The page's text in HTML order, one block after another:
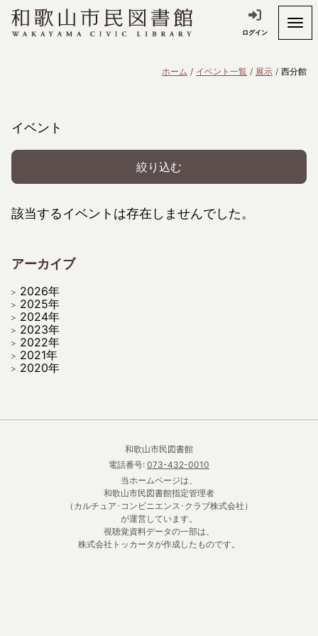
ログイン
ホーム イベント一覧 展示 西分館
イベント
絞り込む
該当するイベントは存在しませんでした。
アーカイブ
2026年
2025年
2024年
2023年
2022年
2021年
2020年
和歌山市民図書館
電話番号: 073-432-0010
当ホームページは、
和歌山市民図書館指定管理者
（カルチュア･コンビニエンス･クラブ株式会社）
が運営しています。
視聴覚資料データの一部は、
株式会社トッカータが作成したものです。